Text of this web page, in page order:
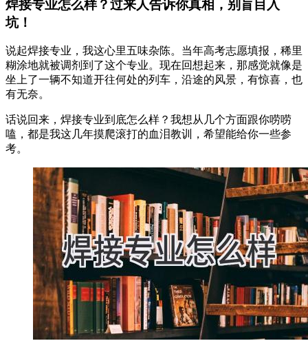
焊接专业怎么样？过来人告诉你真相，别盲目入
坑！
说起焊接专业，我这心里五味杂陈。当年高考志愿填报，稀里
糊涂地就被调剂到了这个专业。现在回想起来，那感觉就像是
坐上了一辆不知道开往何处的列车，沿途的风景，有惊喜，也
有无奈。
话说回来，焊接专业到底怎么样？我想从几个方面跟你唠唠
嗑，都是我这几年摸爬滚打的血泪教训，希望能给你一些参
考。